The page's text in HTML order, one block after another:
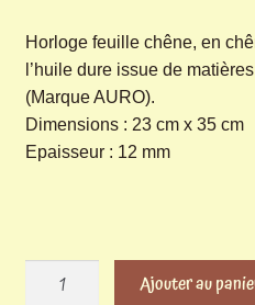
Horloge feuille chêne, en
l’huile dure issue de
(Marque AURO).
Dimensions : 23 cm x 35 cm
Epaisseur : 12 mm
Ajouter au